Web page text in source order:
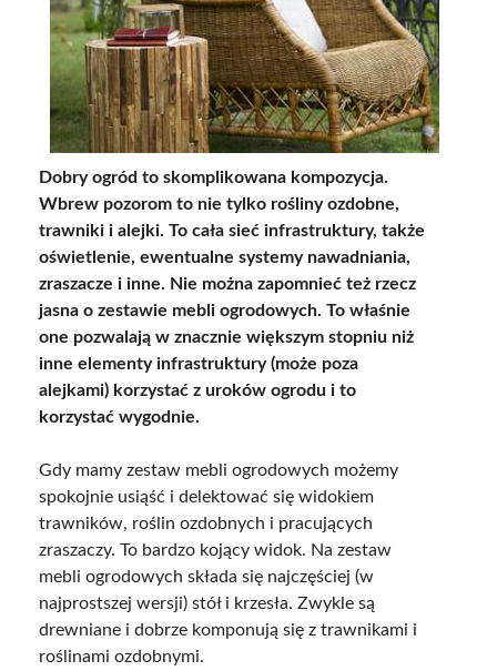
Dobry ogród to skomplikowana kompozycja.
Wbrew pozorom to nie tylko rośliny ozdobne,
trawniki i alejki. To cała sieć infrastruktury, także
oświetlenie, ewentualne systemy nawadniania,
zraszacze i inne. Nie można zapomnieć też rzecz
jasna o zestawie mebli ogrodowych. To właśnie
one pozwalają w znacznie większym stopniu niż
inne elementy infrastruktury (może poza
alejkami) korzystać z uroków ogrodu i to
korzystać wygodnie.
Gdy mamy zestaw mebli ogrodowych możemy
spokojnie usiąść i delektować się widokiem
trawników, roślin ozdobnych i pracujących
zraszaczy. To bardzo kojący widok. Na zestaw
mebli ogrodowych składa się najczęściej (w
najprostszej wersji) stół i krzesła. Zwykle są
drewniane i dobrze komponują się z trawnikami i
roślinami ozdobnymi.